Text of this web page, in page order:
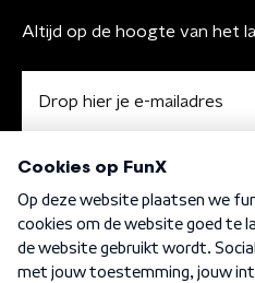
Altijd op de hoogte van het
Algemene voorwaarden